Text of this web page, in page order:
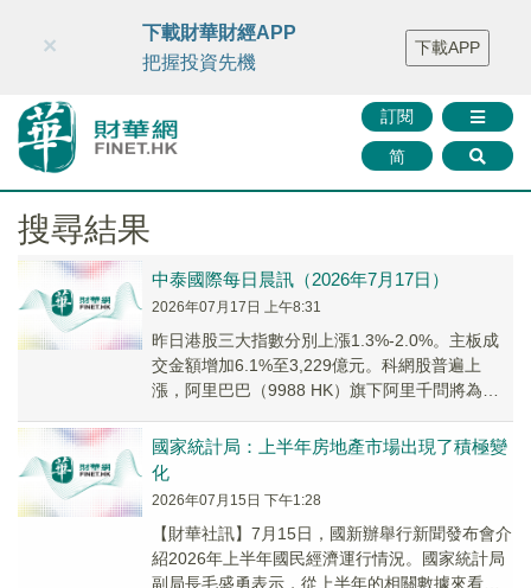
財華智庫網 FINTV FINMETA 財華證券 媒體矩陣
智庫沙龍
聯絡我們
訂閱
简
×
下載財華財經APP
把握投資先機
下載APP
搜尋結果
中泰國際每日晨訊（2026年7月17日）
2026年07月17日 上午8:31
昨日港股三大指數分別上漲1.3%-2.0%。主板成
交金額增加6.1%至3,229億元。科網股普遍上
漲，阿里巴巴（9988 HK）旗下阿里千問將為蘋
國家統計局：上半年房地產市場出現了積極變
化
2026年07月15日 下午1:28
【財華社訊】7月15日，國新辦舉行新聞發布會介
紹2026年上半年國民經濟運行情況。國家統計局
副局長毛盛勇表示，從上半年的相關數據來看，